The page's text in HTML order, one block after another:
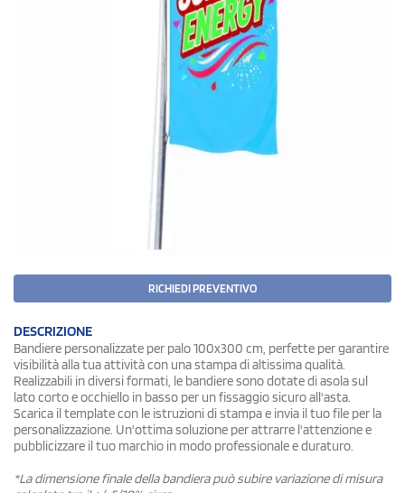
RICHIEDI PREVENTIVO
DESCRIZIONE
Bandiere personalizzate per palo 100x300 cm, perfette per garantire
visibilità alla tua attività con una stampa di altissima qualità.
Realizzabili in diversi formati, le bandiere sono dotate di asola sul
lato corto e occhiello in basso per un fissaggio sicuro all'asta.
Scarica il template con le istruzioni di stampa e invia il tuo file per la
personalizzazione. Un'ottima soluzione per attrarre l'attenzione e
pubblicizzare il tuo marchio in modo professionale e duraturo.
*La dimensione finale della bandiera può subire variazione di misura